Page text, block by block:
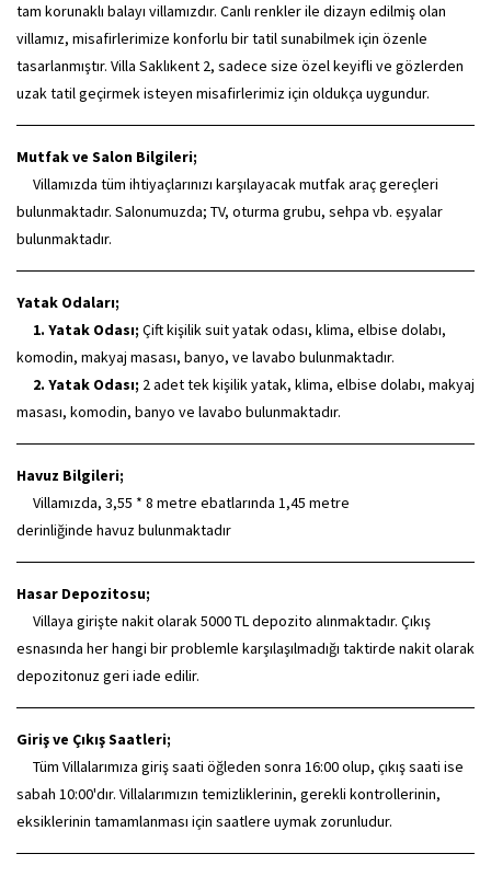
tam korunaklı balayı villamızdır. Canlı renkler ile dizayn edilmiş olan
villamız, misafirlerimize konforlu bir tatil sunabilmek için özenle
tasarlanmıştır. Villa Saklıkent 2, sadece size özel keyifli ve gözlerden
uzak tatil geçirmek isteyen misafirlerimiz için oldukça uygundur.
Mutfak ve Salon Bilgileri;
Villamızda tüm ihtiyaçlarınızı karşılayacak mutfak araç gereçleri
bulunmaktadır. Salonumuzda; TV, oturma grubu, sehpa vb. eşyalar
bulunmaktadır.
Yatak Odaları;
1. Yatak Odası; Çift kişilik suit yatak odası, klima, elbise dolabı,
komodin, makyaj masası, banyo, ve lavabo bulunmaktadır.
2. Yatak Odası; 2 adet tek kişilik yatak, klima, elbise dolabı, makyaj
masası, komodin, banyo ve lavabo bulunmaktadır.
Havuz Bilgileri;
Villamızda, 3,55 * 8 metre ebatlarında 1,45 metre
derinliğinde havuz bulunmaktadır
Hasar Depozitosu;
Villaya girişte nakit olarak 5000 TL depozito alınmaktadır. Çıkış
esnasında her hangi bir problemle karşılaşılmadığı taktirde nakit olarak
depozitonuz geri iade edilir.
Giriş ve Çıkış Saatleri;
Tüm Villalarımıza giriş saati öğleden sonra 16:00 olup, çıkış saati ise
sabah 10:00'dır. Villalarımızın temizliklerinin, gerekli kontrollerinin,
eksiklerinin tamamlanması için saatlere uymak zorunludur.